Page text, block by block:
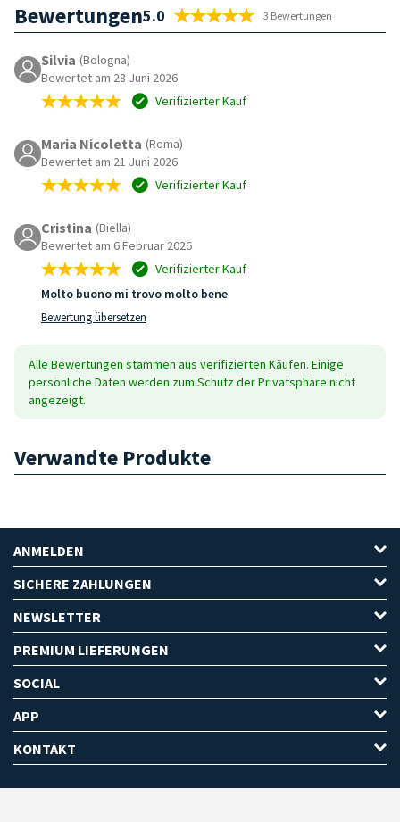
Bewertungen5.0 3 Bewertungen
Silvia (Bologna)
Bewertet am 28 Juni 2026
Verifizierter Kauf
Maria Nicoletta (Roma)
Bewertet am 21 Juni 2026
Verifizierter Kauf
Cristina (Biella)
Bewertet am 6 Februar 2026
Verifizierter Kauf
Molto buono mi trovo molto bene
Bewertung übersetzen
Alle Bewertungen stammen aus verifizierten Käufen. Einige
persönliche Daten werden zum Schutz der Privatsphäre nicht
angezeigt.
Verwandte Produkte
ANMELDEN
SICHERE ZAHLUNGEN
NEWSLETTER
PREMIUM LIEFERUNGEN
SOCIAL
APP
KONTAKT